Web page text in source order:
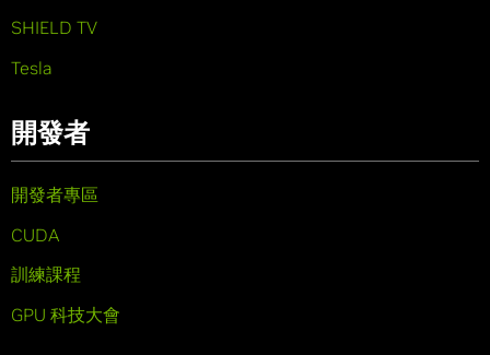
SHIELD TV
Tesla
開發者
開發者專區
CUDA
訓練課程
GPU 科技大會